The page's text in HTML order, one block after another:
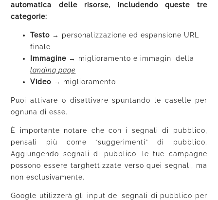
automatica delle risorse, includendo queste tre
categorie:
Testo →
personalizzazione ed espansione URL
finale
Immagine →
miglioramento e immagini della
landing page
Video → miglioramento
Puoi attivare o disattivare spuntando le caselle per
ognuna di esse.
È importante notare che con i segnali di pubblico,
pensali più come “suggerimenti” di pubblico.
Aggiungendo segnali di pubblico, le tue campagne
possono essere targhettizzate verso quei segnali, ma
non esclusivamente.
Google utilizzerà gli input dei segnali di pubblico per